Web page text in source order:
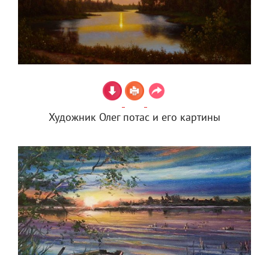
Художник Олег потас и его картины